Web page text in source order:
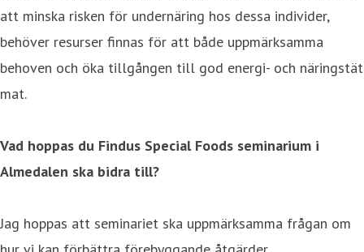
att minska risken för undernäring hos dessa individer,
behöver resurser finnas för att både uppmärksamma
behoven och öka tillgången till god energi- och näringstät
mat.
Vad hoppas du Findus Special Foods seminarium i
Almedalen ska bidra till?
Jag hoppas att seminariet ska uppmärksamma frågan om